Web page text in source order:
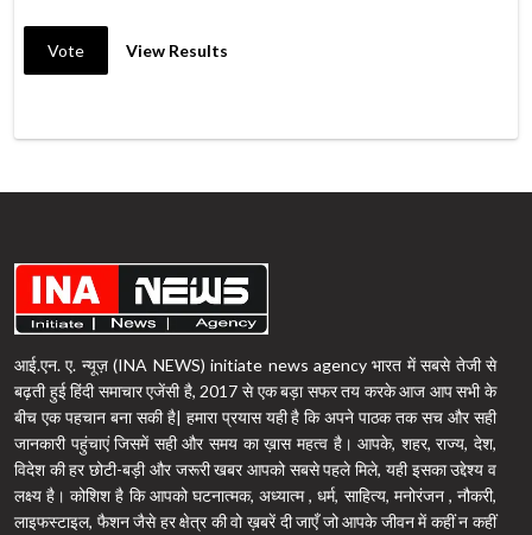
Vote View Results
आई.एन. ए. न्यूज़ (INA NEWS) initiate news agency भारत में सबसे तेजी से
बढ़ती हुई हिंदी समाचार एजेंसी है, 2017 से एक बड़ा सफर तय करके आज आप सभी के
बीच एक पहचान बना सकी है| हमारा प्रयास यही है कि अपने पाठक तक सच और सही
जानकारी पहुंचाएं जिसमें सही और समय का ख़ास महत्व है। आपके, शहर, राज्य, देश,
विदेश की हर छोटी-बड़ी और जरूरी खबर आपको सबसे पहले मिले, यही इसका उद्देश्य व
लक्ष्य है। कोशिश है कि आपको घटनात्मक, अध्यात्म , धर्म, साहित्य, मनोरंजन , नौकरी,
लाइफस्टाइल, फैशन जैसे हर क्षेत्र की वो ख़बरें दी जाएँ जो आपके जीवन में कहीं न कहीं